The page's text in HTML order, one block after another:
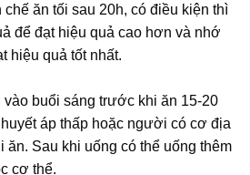
chế ăn tối sau 20h, có điều kiện thì
để đạt hiệu quả cao hơn và nhớ
hiệu quả tốt nhất.
buổi sáng trước khi ăn 15-20
áp thấp hoặc người có cơ địa
ăn. Sau khi uống có thể uống thêm
cơ thể.